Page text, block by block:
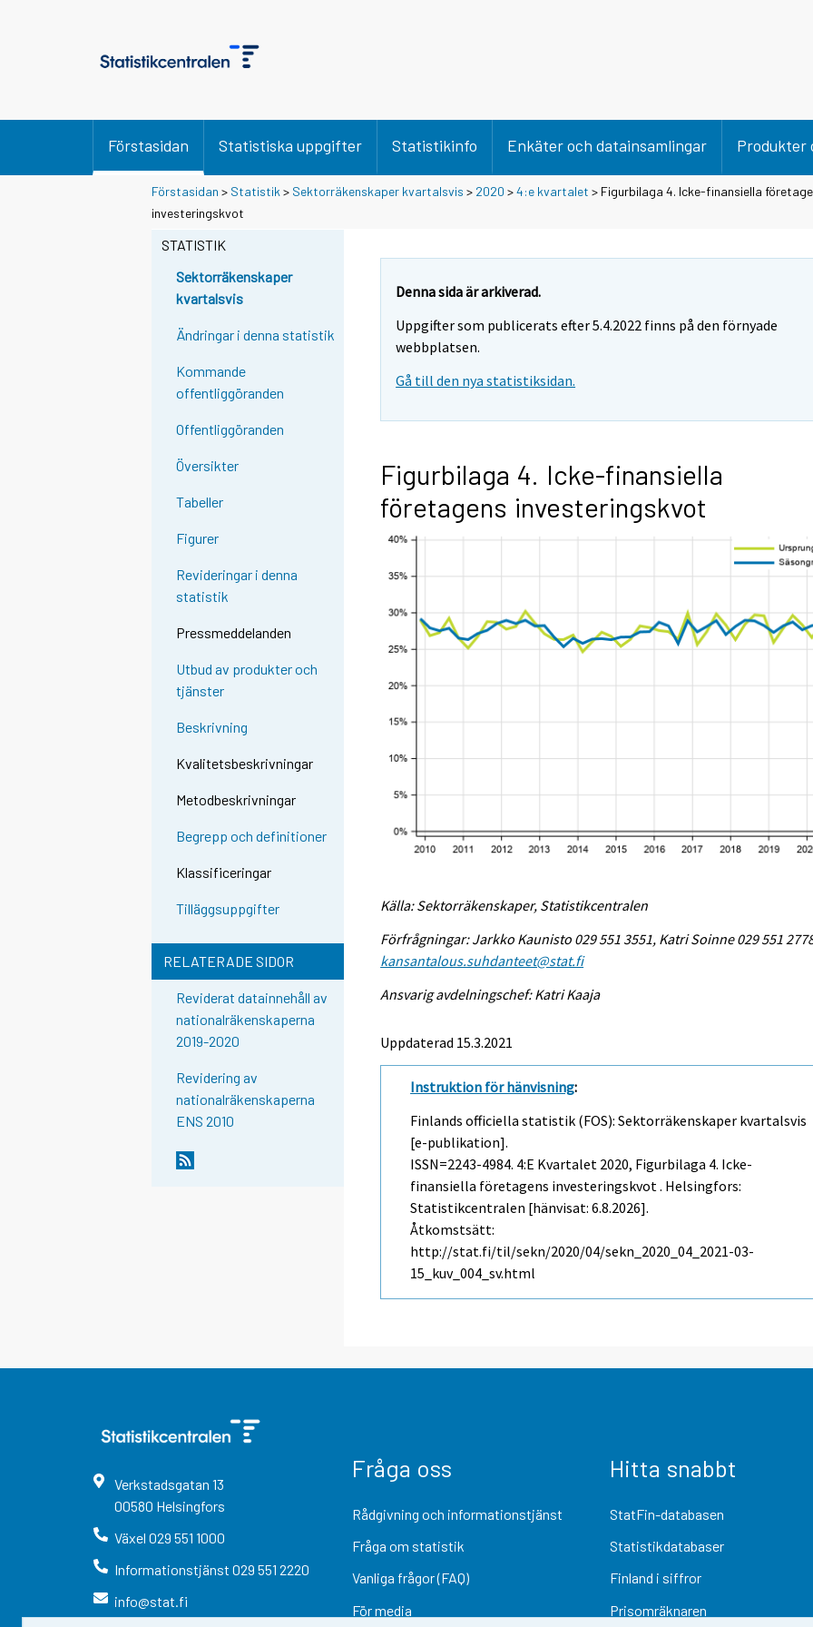
Förstasidan Statistiska uppgifter Statistikinfo Enkäter och datainsamlingar Produkter
Förstasidan > Statistik > Sektorräkenskaper kvartalsvis > 2020 >4:e kvartalet > Figurbilaga 4. Icke-finansiella
investeringskvot
STATISTIK
Sektorräkenskaper
kvartalsvis
Ändringar i denna statistik
Kommande
offentliggöranden
Offentliggöranden
Översikter
Tabeller
Figurer
Revideringar i denna
statistik
Pressmeddelanden
Utbud av produkter och
tjänster
Beskrivning
Kvalitetsbeskrivningar
Metodbeskrivningar
Begrepp och definitioner
Klassificeringar
Tilläggsuppgifter
RELATERADE SIDOR
Reviderat datainnehåll av
nationalräkenskaperna
2019-2020
Revidering av
nationalräkenskaperna
ENS 2010
Denna sida är arkiverad.
Uppgifter som publicerats efter 5.4.2022 finns på den förnyade
webbplatsen.
Gå till den nya statistiksidan.
Figurbilaga 4. Icke-finansiella
företagens investeringskvot
Källa: Sektorräkenskaper, Statistikcentralen
Förfrågningar: Jarkko Kaunisto 029 551 3551, Katri Soinne 029 551
kansantalous.suhdanteet@stat.fi
Ansvarig avdelningschef: Katri Kaaja
Uppdaterad 15.3.2021
Instruktion för hänvisning:
Finlands officiella statistik (FOS): Sektorräkenskaper kvartalsvis
[e-publikation].
ISSN=2243-4984. 4:e Kvartalet 2020, Figurbilaga 4. Icke-
finansiella företagens investeringskvot . Helsingfors:
Statistikcentralen [hänvisat: 6.8.2026].
Åtkomstsätt:
http://stat.fi/til/sekn/2020/04/sekn_2020_04_2021-03-
15_kuv_004_sv.html
Verkstadsgatan 13
00580 Helsingfors
Växel 029 551 1000
Informationstjänst 029 551 2220
info@stat.fi
Fråga oss
Rådgivning och informationstjänst
Fråga om statistik
Vanliga frågor (FAQ)
För media
Hitta snabbt
StatFin-databasen
Statistikdatabaser
Finland i siffror
Prisomräknaren